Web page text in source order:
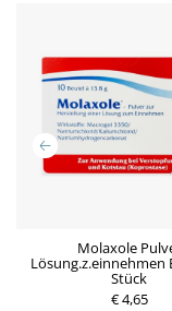
Molaxole
Lösung.z.einnehmen
Stück
€ 4,65